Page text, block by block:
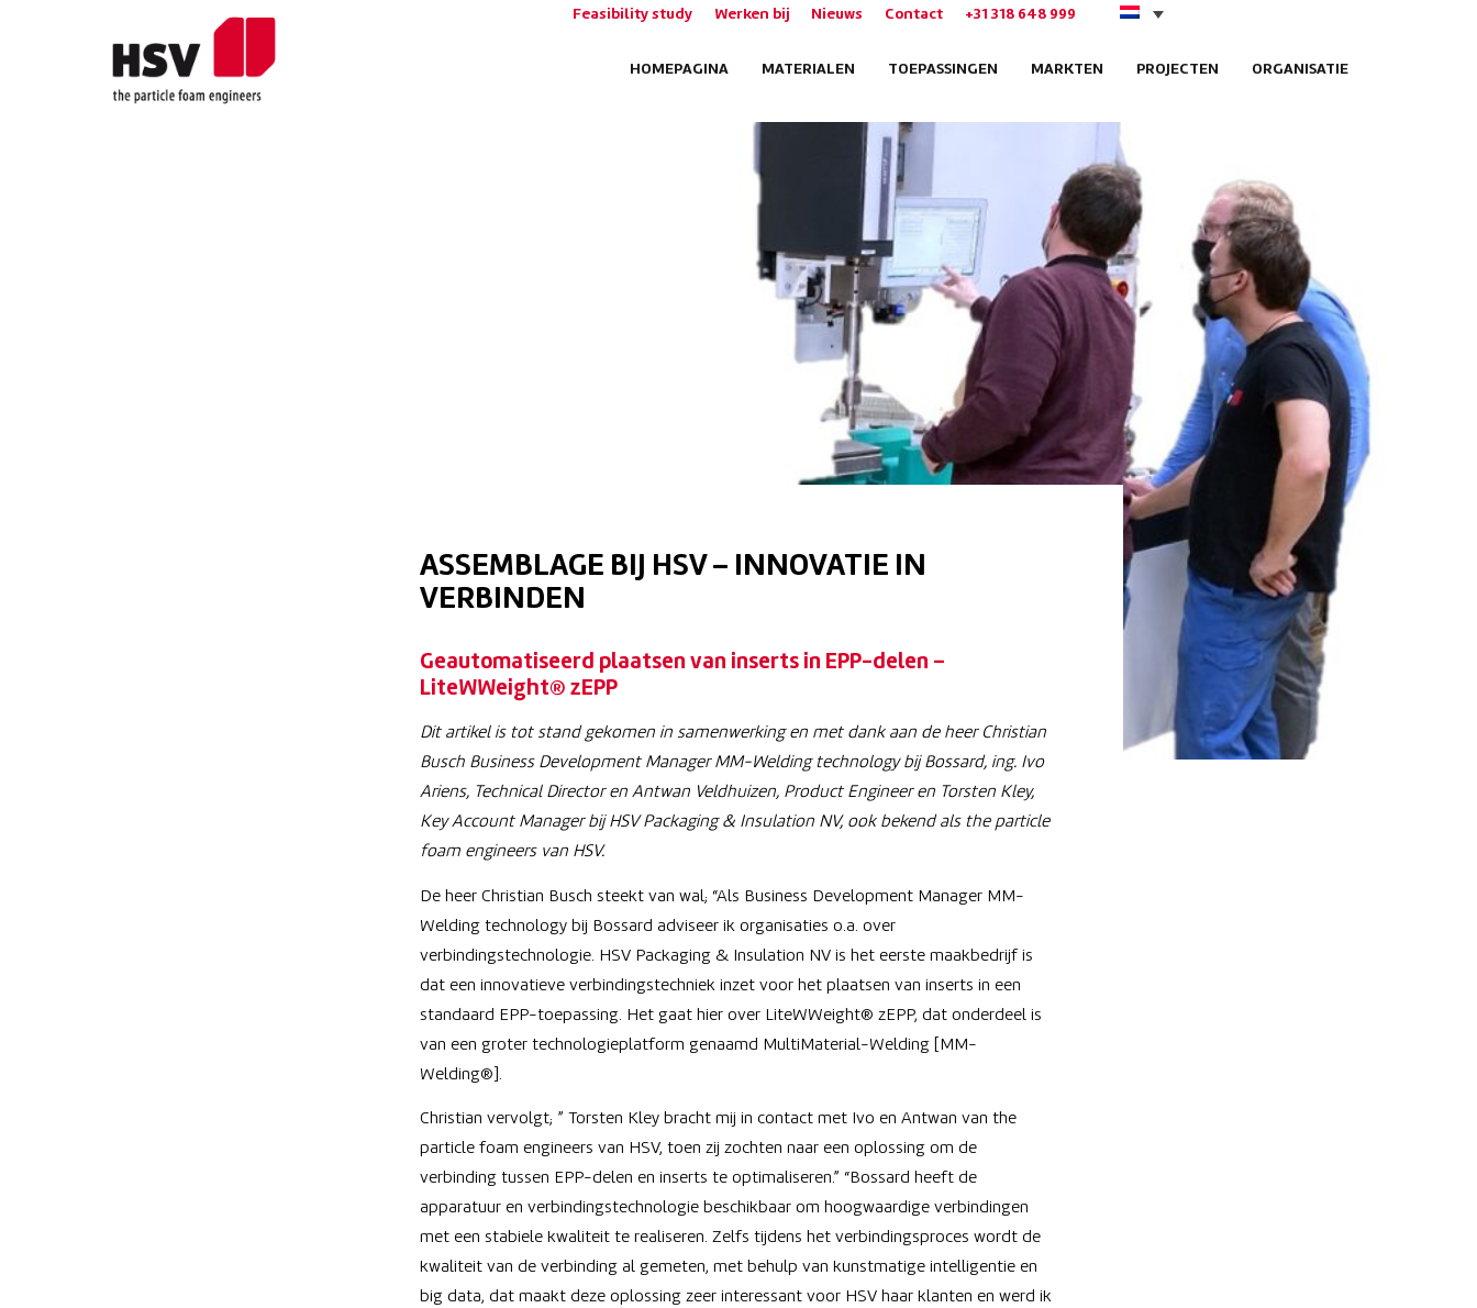
Feasibility study Werken bij Nieuws Contact +31 318 648 999
HOMEPAGINA MATERIALEN TOEPASSINGEN MARKTEN PROJECTEN ORGANISATIE
ASSEMBLAGE BIJ HSV – INNOVATIE IN
VERBINDEN
Geautomatiseerd plaatsen van inserts in EPP-delen –
LiteWWeight® zEPP
Dit artikel is tot stand gekomen in samenwerking en met dank aan de heer Christian
Busch Business Development Manager MM-Welding technology bij Bossard, ing. Ivo
Ariens, Technical Director en Antwan Veldhuizen, Product Engineer en Torsten Kley,
Key Account Manager bij HSV Packaging & Insulation NV, ook bekend als the particle
foam engineers van HSV.
De heer Christian Busch steekt van wal; “Als Business Development Manager MM-
Welding technology bij Bossard adviseer ik organisaties o.a. over
verbindingstechnologie. HSV Packaging & Insulation NV is het eerste maakbedrijf is
dat een innovatieve verbindingstechniek inzet voor het plaatsen van inserts in een
standaard EPP-toepassing. Het gaat hier over LiteWWeight® zEPP, dat onderdeel is
van een groter technologieplatform genaamd MultiMaterial-Welding [MM-
Welding®].
Christian vervolgt; ” Torsten Kley bracht mij in contact met Ivo en Antwan van the
particle foam engineers van HSV, toen zij zochten naar een oplossing om de
verbinding tussen EPP-delen en inserts te optimaliseren.” “Bossard heeft de
apparatuur en verbindingstechnologie beschikbaar om hoogwaardige verbindingen
met een stabiele kwaliteit te realiseren. Zelfs tijdens het verbindingsproces wordt de
kwaliteit van de verbinding al gemeten, met behulp van kunstmatige intelligentie en
big data, dat maakt deze oplossing zeer interessant voor HSV haar klanten en werd ik